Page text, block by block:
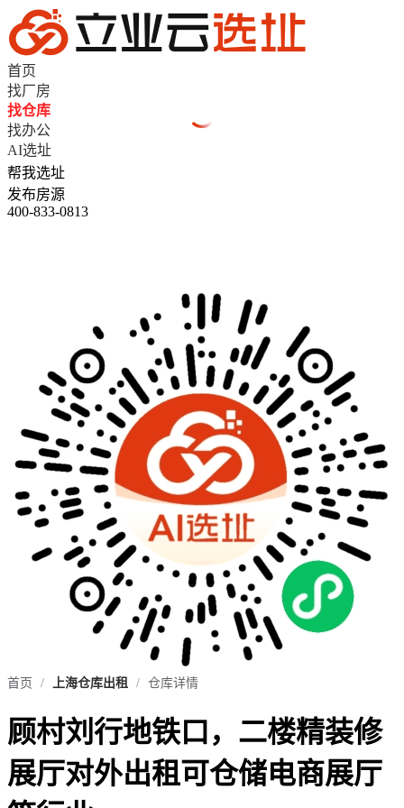
首页
找厂房
找仓库
找办公
AI选址
帮我选址
发布房源
400-833-0813
首页 / 上海仓库出租 / 仓库详情
顾村刘行地铁口，二楼精装修
展厅对外出租可仓储电商展厅